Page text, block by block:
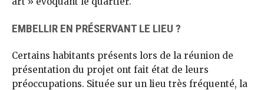
EMBELLIR EN PRÉSERVANT LE LIEU ?
Certains habitants présents lors de la réunion de
présentation du projet ont fait état de leurs
préoccupations. Située sur un lieu très fréquenté, la